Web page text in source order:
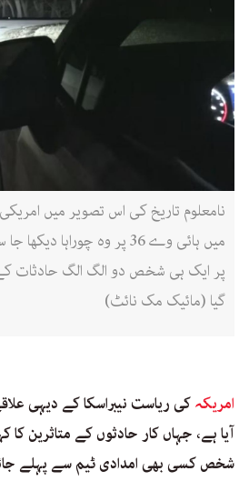
نامعلوم تاریخ کی اس تصویر میں
میں ہائی وے 36 پر وہ چوراہا
پر ایک ہی شخص دو الگ الگ حادثات کے
گیا (مائیک مک نائٹ)
امریکہکی ریاست نیبراسکا کے دیہی
آیا ہے، جہاں کار حادثوں کے متاثرین کا
شخص کسی بھی امدادی ٹیم سے پہلے